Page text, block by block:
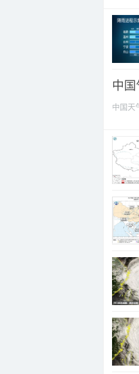
中
中国天